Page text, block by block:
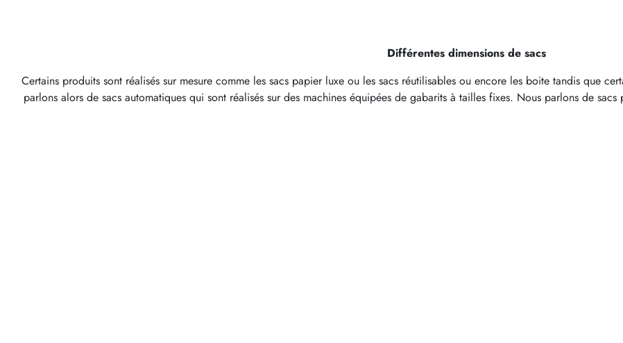
Différentes dimensions de sacs
Certains produits sont réalisés sur mesure comme les sacs papier luxe ou les sacs réutilisables ou encore les boite tandis que
parlons alors de sacs automatiques qui sont réalisés sur des machines équipées de gabarits à tailles fixes. Nous parlons de